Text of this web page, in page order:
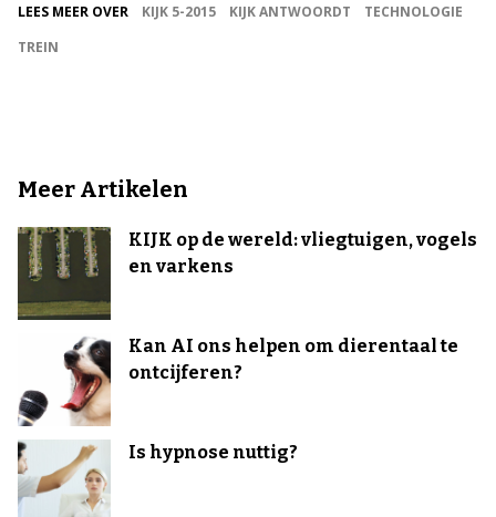
LEES MEER OVER KIJK 5-2015 KIJK ANTWOORDT
TECHNOLOGIE
TREIN
Meer Artikelen
KIJK op de wereld: vliegtuigen, vogels
en varkens
Kan AI ons helpen om dierentaal te
ontcijferen?
Is hypnose nuttig?